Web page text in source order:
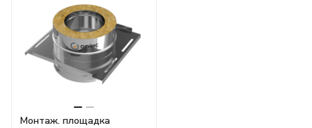
Монтаж. площадка